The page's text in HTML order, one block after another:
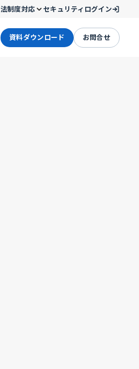
法制度対応 セキュリティ ログイン
資料ダウンロード お問合せ